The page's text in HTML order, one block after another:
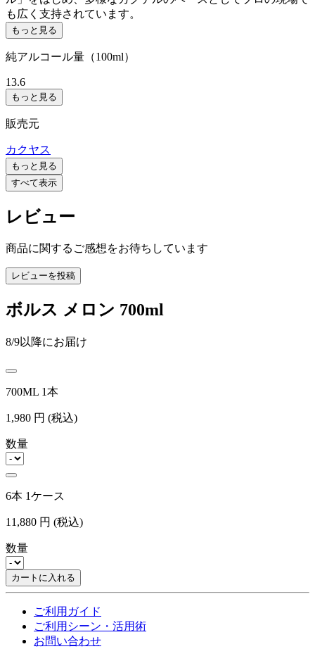
も広く支持されています。
もっと見る
純アルコール量（100ml）
13.6
もっと見る
販売元
カクヤス
もっと見る
すべて表示
レビュー
商品に関するご感想をお待ちしています
レビューを投稿
ボルス メロン 700ml
8/9以降にお届け
700ML 1本
1,980 円 (税込)
数量
6本 1ケース
11,880 円 (税込)
数量
カートに入れる
ご利用ガイド
ご利用シーン・活用術
お問い合わせ